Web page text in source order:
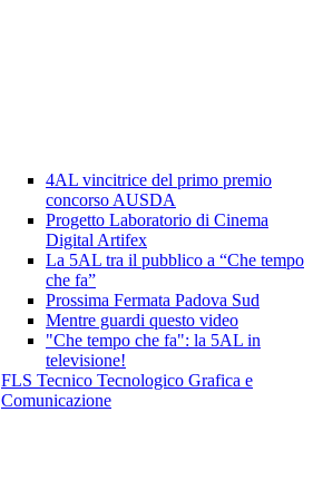
4AL vincitrice del primo premio
concorso AUSDA
Progetto Laboratorio di Cinema
Digital Artifex
La 5AL tra il pubblico a “Che tempo
che fa”
Prossima Fermata Padova Sud
Mentre guardi questo video
"Che tempo che fa": la 5AL in
televisione!
FLS Tecnico Tecnologico Grafica e
Comunicazione